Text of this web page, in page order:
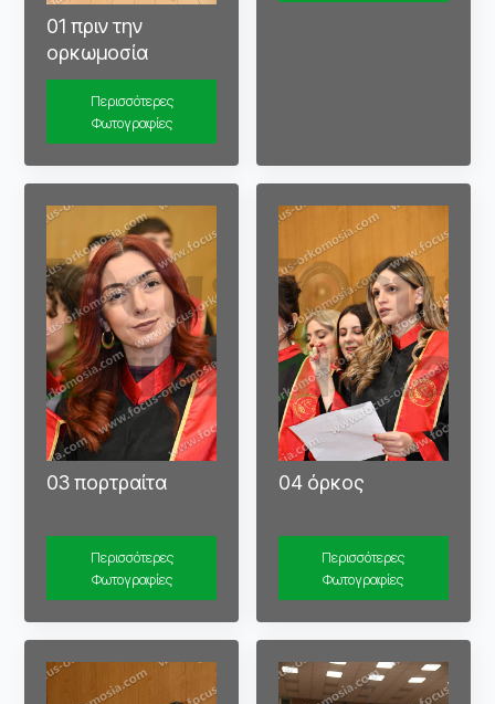
01 πριν την
ορκωμοσία
Περισσότερες
Φωτογραφίες
03 πορτραίτα
Περισσότερες
Φωτογραφίες
04 όρκος
Περισσότερες
Φωτογραφίες